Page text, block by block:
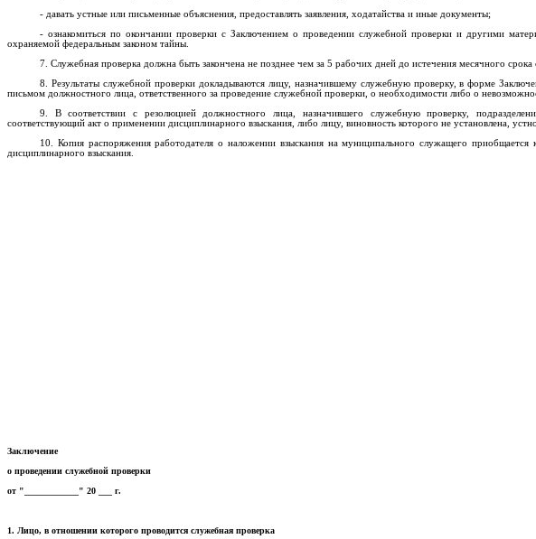
- давать устные или письменные объяснения, предоставлять заявления, ходатайства и иные документы;
- ознакомиться по окончании проверки с Заключением о проведении служебной проверки и другими
охраняемой федеральным законом тайны.
7. Служебная проверка должна быть закончена не позднее чем за 5 рабочих дней до истечения месячного
8. Результаты служебной проверки докладываются лицу, назначившему служебную проверку, в форме
письмом должностного лица, ответственного за проведение служебной проверки, о необходимости либо о
9. В соответствии с резолюцией должностного лица, назначившего служебную проверку,
соответствующий акт о применении дисциплинарного взыскания, либо лицу, виновность которого не установлена,
10. Копия распоряжения работодателя о наложении взыскания на муниципального служащего
дисциплинарного взыскания.
Заключение
о проведении служебной проверки
от "____________" 20 ___ г.
1. Лицо, в отношении которого проводится служебная проверка